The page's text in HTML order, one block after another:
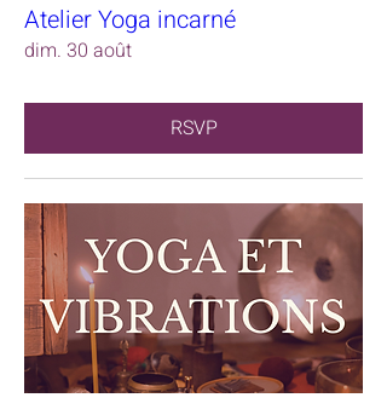
Atelier Yoga incarné
dim. 30 août
RSVP